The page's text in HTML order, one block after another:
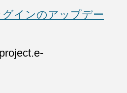
インのアップデー